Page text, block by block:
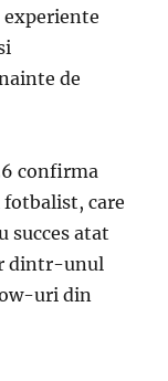
de
confirma
care
succes atat
dintr-unul
uri din